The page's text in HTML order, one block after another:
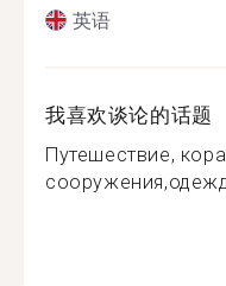
英语
我喜欢谈论的话题
Путешествие,